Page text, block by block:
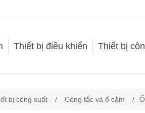
Thiết bị điều khiển Thiết bị
bị công suất / Công tắc và ổ cắm /